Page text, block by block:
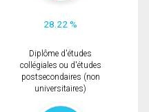
28.22 %
Diplôme d'études
collégiales ou d'études
postsecondaires (non
universitaires)